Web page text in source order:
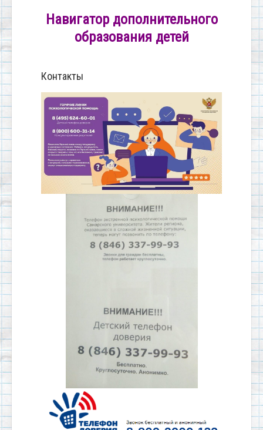
Навигатор дополнительного
образования детей
Контакты